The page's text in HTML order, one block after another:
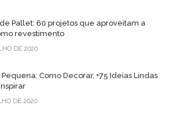
Pallet: 60 projetos que aproveitam a
revestimento
DE 2020
Como Decorar, +75 Ideias Lindas
DE 2020